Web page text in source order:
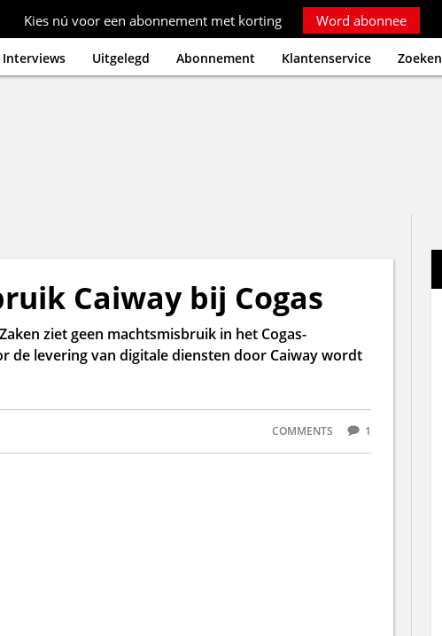
Kies nú voor een abonnement met korting Word abonnee
Interviews Uitgelegd Abonnement Klantenservice Zoeken
Caiway bij Cogas
ziet geen machtsmisbruik in het Cogas-
de levering van digitale diensten door Caiway wordt
COMMENTS 1